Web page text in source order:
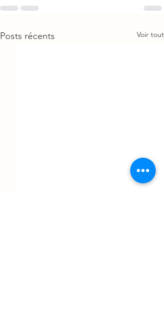
Posts récents Voir tout